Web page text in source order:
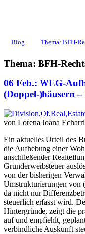
Blog Thema: BFH-
Thema: BFH-
06 Feb.: WEG-
(Doppel-)häusern
von Lorena Joana
Ein aktuelles Urteil des
die Aufhebung einer
anschließender
Grunderwerbsteuer
von der bisherigen
Umstrukturierungen von
da nicht nur
steuerlich erfasst wird.
Hintergründe, zeigt die
auf und empfiehlt,
verbindliche Auskunft